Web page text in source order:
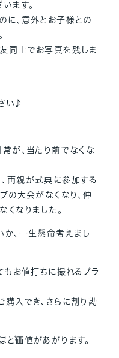
ます。
に、意外とお子様との
同士でお写真を残しま
い♪
が、当たり前でなくな
両親が式典に参加する
の大会がなくなり、仲
なりました。
か、一生懸命考えまし
もお値打ちに撮れるプラ
入でき、さらに割り勘
ど価値があがります。